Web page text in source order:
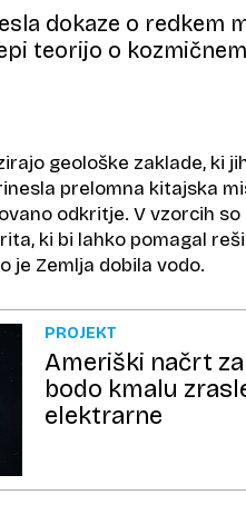
dokaze o redkem
teorijo o
geološke zaklade, ki
prelomna kitajska
odkritje. V vzorcih
ki bi lahko pomagal
je Zemlja dobila vodo.
PROJEKT
Ameriški načrt
bodo kmalu
elektrarne